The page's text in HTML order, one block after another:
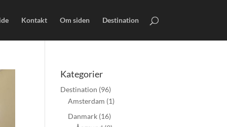
Kontakt Om siden Destination
Kategorier
Destination (96)
Amsterdam (1)
Danmark (16)